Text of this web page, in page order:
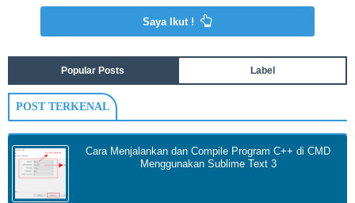
Saya Ikut !
Popular Posts Label
POST TERKENAL
Cara Menjalankan dan Compile Program C++ di CMD
Menggunakan Sublime Text 3